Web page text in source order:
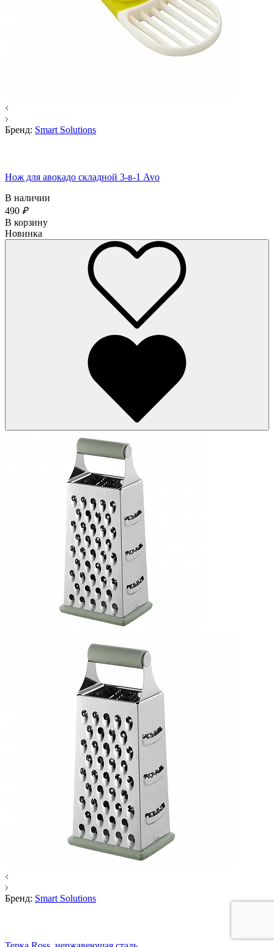
Бренд: Smart Solutions
Нож для авокадо складной 3-в-1 Avo
В наличии
490 ₽
В корзину
Новинка
Бренд: Smart Solutions